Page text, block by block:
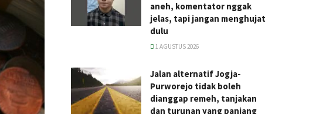
aneh, komentator nggak
jelas, tapi jangan menghujat
dulu
1 AGUSTUS 2026
Jalan alternatif Jogja-
Purworejo tidak boleh
dianggap remeh, tanjakan
dan turunan yang panjang